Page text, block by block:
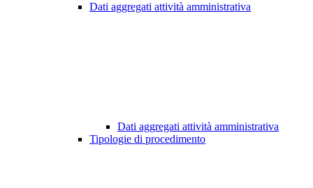
Dati aggregati attività amministrativa
Dati aggregati attività amministrativa
Tipologie di procedimento